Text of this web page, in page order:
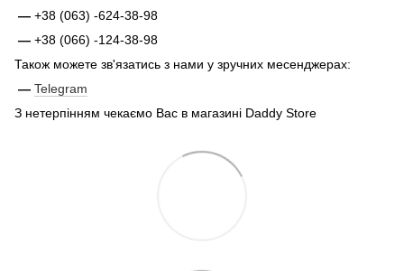
— +38 (063) -624-38-98
— +38 (066) -124-38-98
Також можете зв'язатись з нами у зручних месенджерах:
— Telegram
З нетерпінням чекаємо Вас в магазині Daddy Store